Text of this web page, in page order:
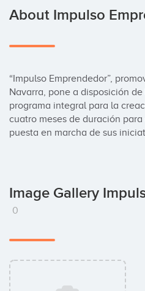
About Impulso
“Impulso Emprendedor”,
Navarra, pone a disposición
programa integral para la
cuatro meses de duración
puesta en marcha de sus
Image Gallery
0